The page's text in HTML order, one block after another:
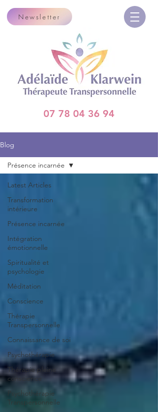
Newsletter
07 78 04 36 94
Blog
Latest Articles
Transformation
intérieure
Présence incarnée
Intégration
émotionnelle
Spiritualité et
psychologie
Méditation
Conscience
Thérapie
Transpersonnelle
Connaissance de soi
Psychothérapie
Thérapie pleine
conscience
Psychothérapie
Transpersonnelle
Présence incarnée